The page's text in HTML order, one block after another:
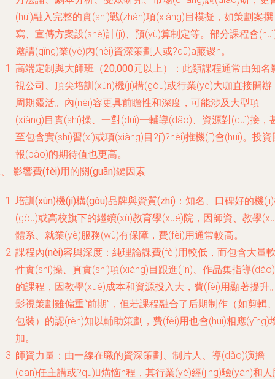
(huì)融入完整的實(shí)戰(zhàn)項(xiàng)目模擬，如策劃案撰
寫、宣傳方案設(shè)計(jì)、預(yù)算制定等。部分課程會
邀請(qǐng)業(yè)內(nèi)資深策劃人或?qū)а菔谡n。
高端定制與大師班（20,000元以上）
：此類課程通常由知名
視公司、頂尖培訓(xùn)機(jī)構(gòu)或行業(yè)大咖直接開辦
周期靈活。內(nèi)容更具前瞻性和深度，可能涉及大型項
(xiàng)目實(shí)操、一對(duì)一輔導(dǎo)、資源對(duì)接，
至包含實(shí)習(xí)或項(xiàng)目?jī)?nèi)推機(jī)會(huì)。投資
報(bào)的期待值也更高。
影響費(fèi)用的關(guān)鍵因素
培訓(xùn)機(jī)構(gòu)品牌與資質(zhì) ：知名、口碑好的機
(gòu)或高校旗下的繼續(xù)教育學(xué)院，因師資、教學
體系、就業(yè)服務(wù)有保障，費(fèi)用通常較高。
課程內(nèi)容與深度 ：純理論課費(fèi)用較低，而包含大量
件實(shí)操、真實(shí)項(xiàng)目跟進(jìn)、作品集指導(dǎo)
的課程，因教學(xué)成本和資源投入大，費(fèi)用顯著提升
影視策劃雖偏重“前期”，但若課程融合了后期制作（如剪輯
包裝）的認(rèn)知以輔助策劃，費(fèi)用也會(huì)相應(yīng)
加。
師資力量 ：由一線在職的資深策劃、制片人、導(dǎo)演擔
(dān)任主講或?qū)煹恼n程，其行業(yè)經(jīng)驗(yàn)和人